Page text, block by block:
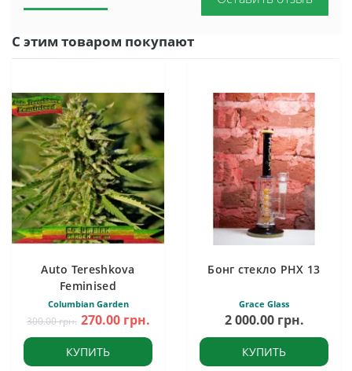
С этим товаром покупают
Auto Tereshkova
Feminised
Columbian Garden
300.00 грн. 270.00 грн.
КУПИТЬ
Бонг стекло PHX 13
Grace Glass
2 000.00 грн.
КУПИТЬ